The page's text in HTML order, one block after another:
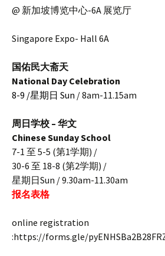
@ 新加坡博览中心-6A 展览厅
Singapore Expo- Hall 6A
国佑民大斋天
National Day Celebration
8-9 /星期日 Sun / 8am-11.15am
周日学校 – 华文
Chinese Sunday School
7-1 至 5-5 (第1学期) /
30-6 至 18-8 (第2学期) /
星期日Sun / 9.30am-11.30am
报名表格
online registration
:https://forms.gle/